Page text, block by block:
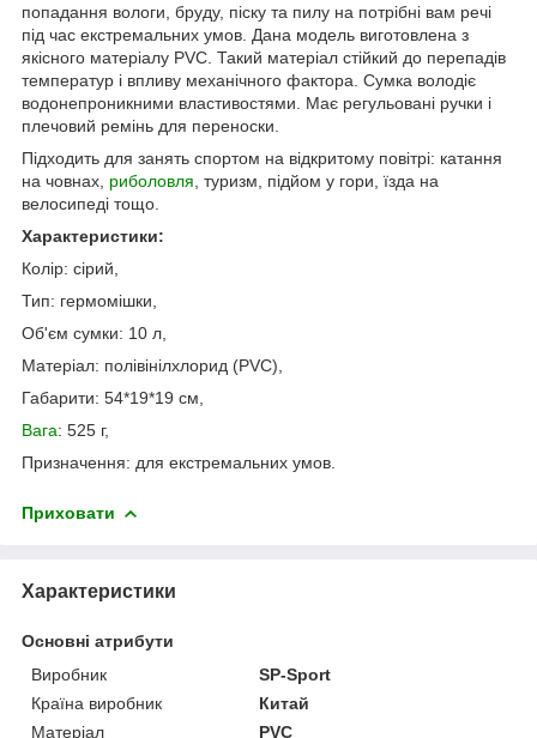
попадання вологи, бруду, піску та пилу на потрібні вам речі
під час екстремальних умов. Дана модель виготовлена з
якісного матеріалу PVC. Такий матеріал стійкий до перепадів
температур і впливу механічного фактора. Сумка володіє
водонепроникними властивостями. Має регульовані ручки і
плечовий ремінь для переноски.
Підходить для занять спортом на відкритому повітрі: катання
на човнах, риболовля , туризм, підйом у гори, їзда на
велосипеді тощо.
Характеристики:
Колір: сірий,
Тип: гермомішки,
Об'єм сумки: 10 л,
Матеріал: полівінілхлорид (PVC),
Габарити: 54*19*19 см,
Вага: 525 г,
Призначення: для екстремальних умов.
Приховати
Характеристики
Основні атрибути
Виробник
SP-Sport
Країна виробник
Китай
Матеріал
PVC